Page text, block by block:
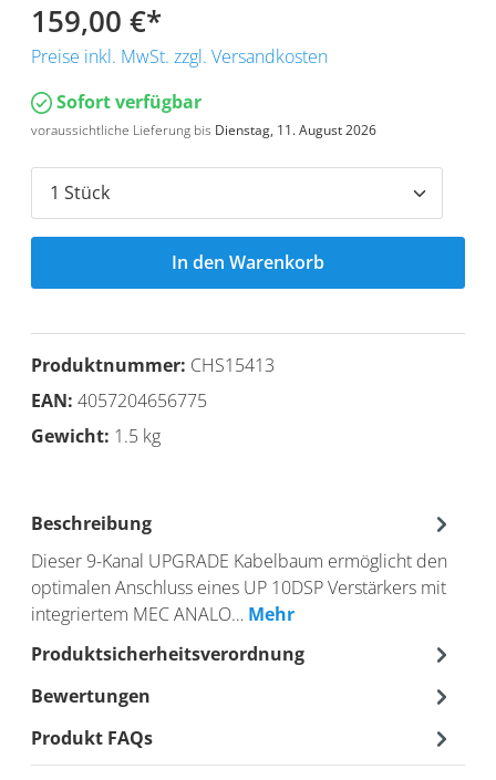
159,00 €*
Preise inkl. MwSt. zzgl. Versandkosten
Sofort verfügbar
voraussichtliche Lieferung bis Dienstag, 11. August 2026
In den Warenkorb
Produktnummer: CHS15413
EAN: 4057204656775
Gewicht: 1.5 kg
Beschreibung
Dieser 9-Kanal UPGRADE Kabelbaum ermöglicht den
optimalen Anschluss eines UP 10DSP Verstärkers mit
integriertem MEC ANALO… Mehr
Produktsicherheitsverordnung
Bewertungen
Produkt FAQs